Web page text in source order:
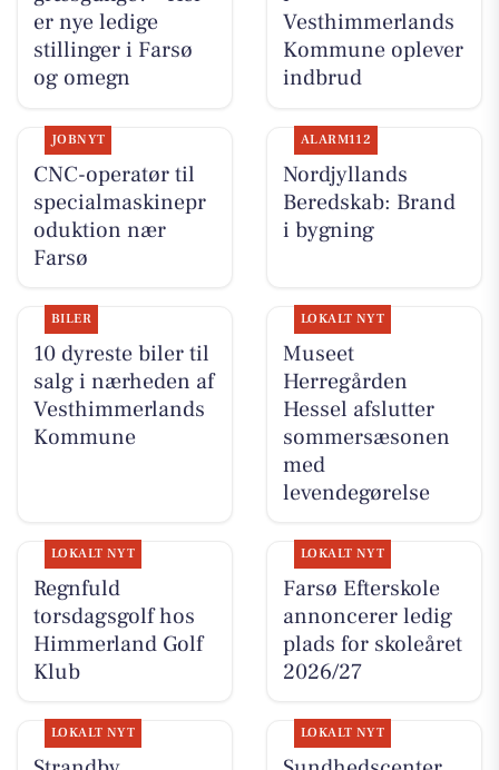
er nye ledige
stillinger i Farsø
og omegn
Vesthimmerlands
Kommune oplever
indbrud
JOBNYT
CNC-operatør til
specialmaskinepr
oduktion nær
Farsø
ALARM112
Nordjyllands
Beredskab: Brand
i bygning
BILER
10 dyreste biler til
salg i nærheden af
Vesthimmerlands
Kommune
LOKALT NYT
Museet
Herregården
Hessel afslutter
sommersæsonen
med
levendegørelse
LOKALT NYT
Regnfuld
torsdagsgolf hos
Himmerland Golf
Klub
LOKALT NYT
Farsø Efterskole
annoncerer ledig
plads for skoleåret
2026/27
LOKALT NYT LOKALT NYT